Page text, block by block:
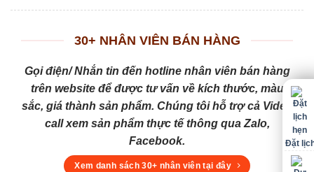
30+ NHÂN VIÊN BÁN HÀNG
Gọi điện/ Nhắn tin đến hotline nhân viên bán hàng
trên website để được tư vấn về kích thước, màu
sắc, giá thành sản phẩm. Chúng tôi hỗ trợ cả Video
call xem sản phẩm thực tế thông qua Zalo,
Facebook.
Xem danh sách 30+ nhân viên tại đây
Đặt